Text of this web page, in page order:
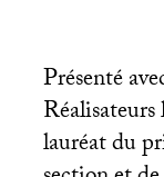
Présenté
lauréat du